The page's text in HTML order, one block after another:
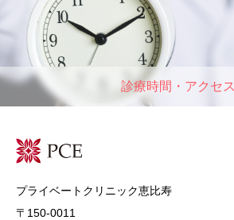
診療時間・アクセス
プライベートクリニック恵比寿
〒150-0011